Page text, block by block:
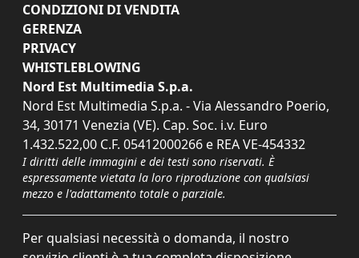
CONDIZIONI DI VENDITA
GERENZA
PRIVACY
WHISTLEBLOWING
Nord Est Multimedia S.p.a.
Nord Est Multimedia S.p.a. - Via Alessandro Poerio,
34, 30171 Venezia (VE). Cap. Soc. i.v. Euro
1.432.522,00 C.F. 05412000266 e REA VE-454332
I diritti delle immagini e dei testi sono riservati. È
espressamente vietata la loro riproduzione con qualsiasi
mezzo e l'adattamento totale o parziale.
Per qualsiasi necessità o domanda, il nostro